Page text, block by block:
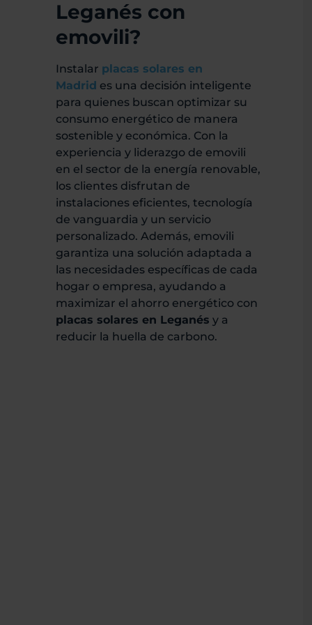
Leganés con
emovili?
Instalar placas solares en
Madrid es una decisión inteligente
para quienes buscan optimizar su
consumo energético de manera
sostenible y económica. Con la
experiencia y liderazgo de emovili
en el sector de la energía renovable,
los clientes disfrutan de
instalaciones eficientes, tecnología
de vanguardia y un servicio
personalizado. Además, emovili
garantiza una solución adaptada a
las necesidades específicas de cada
hogar o empresa, ayudando a
maximizar el ahorro energético con
placas solares en Leganés y a
reducir la huella de carbono.